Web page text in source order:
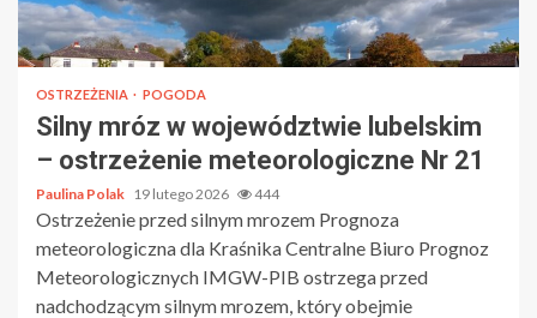
OSTRZEŻENIA POGODA
Silny mróz w województwie lubelskim
– ostrzeżenie meteorologiczne Nr 21
Paulina Polak 19 lutego 2026 444
Ostrzeżenie przed silnym mrozem Prognoza
meteorologiczna dla Kraśnika Centralne Biuro Prognoz
Meteorologicznych IMGW-PIB ostrzega przed
nadchodzącym silnym mrozem, który obejmie